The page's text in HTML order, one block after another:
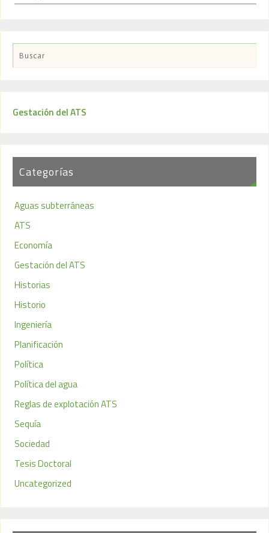
Gestación del ATS
Categorías
Aguas subterráneas
ATS
Economía
Gestación del ATS
Historias
Historio
Ingeniería
Planificación
Política
Política del agua
Reglas de explotación ATS
Sequía
Sociedad
Tesis Doctoral
Uncategorized